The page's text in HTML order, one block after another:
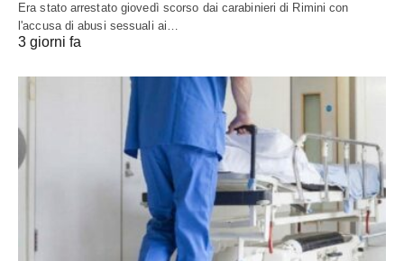
Era stato arrestato giovedì scorso dai carabinieri di Rimini con
l'accusa di abusi sessuali ai…
3 giorni fa